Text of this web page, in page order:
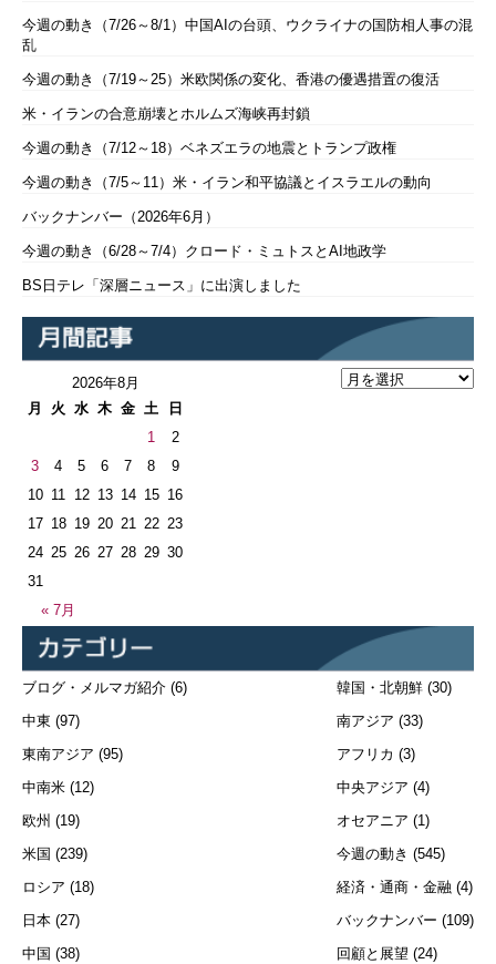
今週の動き（7/26～8/1）中国AIの台頭、ウクライナの国防相人事の混
乱
今週の動き（7/19～25）米欧関係の変化、香港の優遇措置の復活
米・イランの合意崩壊とホルムズ海峡再封鎖
今週の動き（7/12～18）ベネズエラの地震とトランプ政権
今週の動き（7/5～11）米・イラン和平協議とイスラエルの動向
バックナンバー（2026年6月）
今週の動き（6/28～7/4）クロード・ミュトスとAI地政学
BS日テレ「深層ニュース」に出演しました
2026年8月
月
火 水 木 金 土 日
« 7月
1
2
3
4 5 6 7 8
9
10 11 12 13 14 15 16
17 18 19 20 21 22 23
24 25 26 27 28 29 30
31
ブログ・メルマガ紹介 (6)
中東 (97)
東南アジア (95)
中南米 (12)
欧州 (19)
米国 (239)
ロシア (18)
日本 (27)
中国 (38)
韓国・北朝鮮 (30)
南アジア (33)
アフリカ (3)
中央アジア (4)
オセアニア (1)
今週の動き (545)
経済・通商・金融 (4)
バックナンバー (109)
回顧と展望 (24)